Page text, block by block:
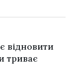
відновити
триває